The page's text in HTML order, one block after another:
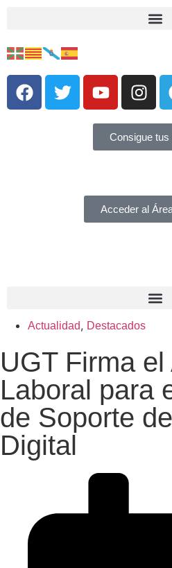
Consigue tus
Acceder al
Actualidad, Destacados
UGT Firma
Laboral para
de Soporte
Digital